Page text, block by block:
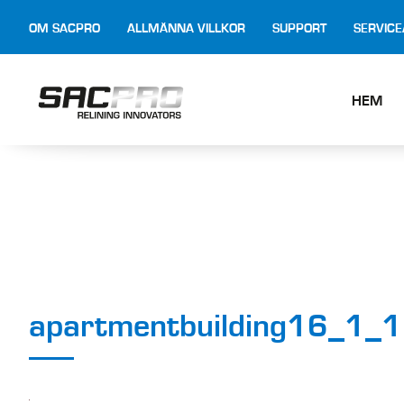
OM SACPRO ALLMÄNNA VILLKOR SUPPORT
HEM
apartmentbuilding16_1_1